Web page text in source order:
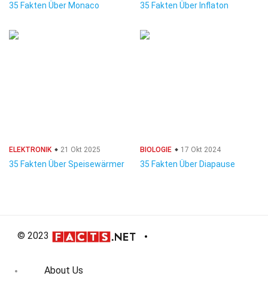
35 Fakten Über Monaco 35 Fakten Über Inflaton
ELEKTRONIK 21 Okt 2025
35 Fakten Über Speisewärmer
BIOLOGIE 17 Okt 2024
35 Fakten Über Diapause
© 2023
About Us